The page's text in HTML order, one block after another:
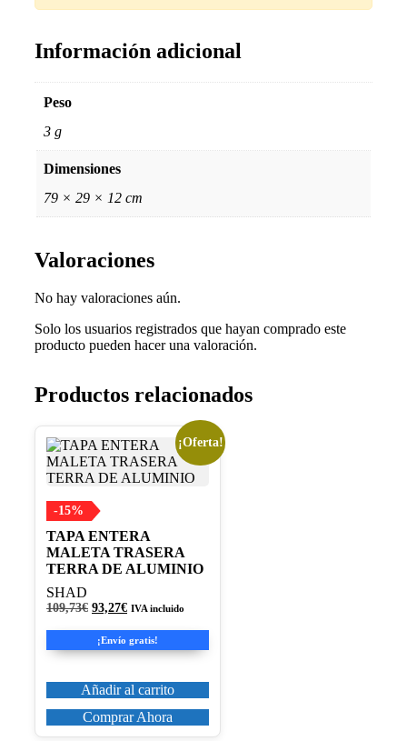
Información adicional
Peso
3 g
Dimensiones
79 × 29 × 12 cm
Valoraciones
No hay valoraciones aún.
Solo los usuarios registrados que hayan comprado este
producto pueden hacer una valoración.
Productos relacionados
¡Oferta!
-15%
TAPA ENTERA
MALETA TRASERA
TERRA DE ALUMINIO
SHAD
109,73€ El
original
era:
93,27€El
actual
es:
IVA incluido
¡Envío gratis!
Añadir al carrito
Comprar Ahora